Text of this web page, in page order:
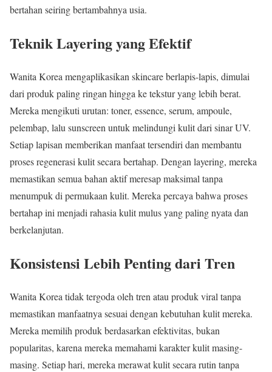
bertahan seiring bertambahnya usia.
Teknik Layering yang Efektif
Wanita Korea mengaplikasikan skincare berlapis-lapis, dimulai
dari produk paling ringan hingga ke tekstur yang lebih berat.
Mereka mengikuti urutan: toner, essence, serum, ampoule,
pelembap, lalu sunscreen untuk melindungi kulit dari sinar UV.
Setiap lapisan memberikan manfaat tersendiri dan membantu
proses regenerasi kulit secara bertahap. Dengan layering, mereka
memastikan semua bahan aktif meresap maksimal tanpa
menumpuk di permukaan kulit. Mereka percaya bahwa proses
bertahap ini menjadi rahasia kulit mulus yang paling nyata dan
berkelanjutan.
Konsistensi Lebih Penting dari Tren
Wanita Korea tidak tergoda oleh tren atau produk viral tanpa
memastikan manfaatnya sesuai dengan kebutuhan kulit mereka.
Mereka memilih produk berdasarkan efektivitas, bukan
popularitas, karena mereka memahami karakter kulit masing-
masing. Setiap hari, mereka merawat kulit secara rutin tanpa